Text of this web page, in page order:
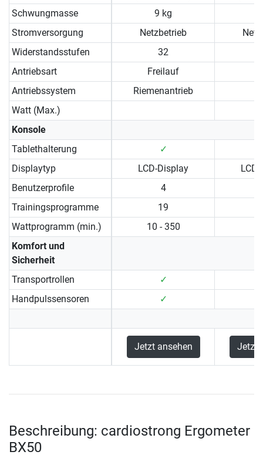
Schwungmasse
9 kg
Stromversorgung
Netzbetrieb
Widerstandsstufen
32
Antriebsart
Freilauf
Antriebssystem
Riemenantrieb
Watt (Max.)
Konsole
Tablethalterung
✓
Displaytyp
LCD-Display
Benutzerprofile
4
Trainingsprogramme
19
Wattprogramm (min.)
10 - 350
Komfort und
Sicherheit
Transportrollen
✓
Handpulssensoren
✓
Jetzt ansehen Jetzt
Beschreibung: cardiostrong Ergometer
BX50